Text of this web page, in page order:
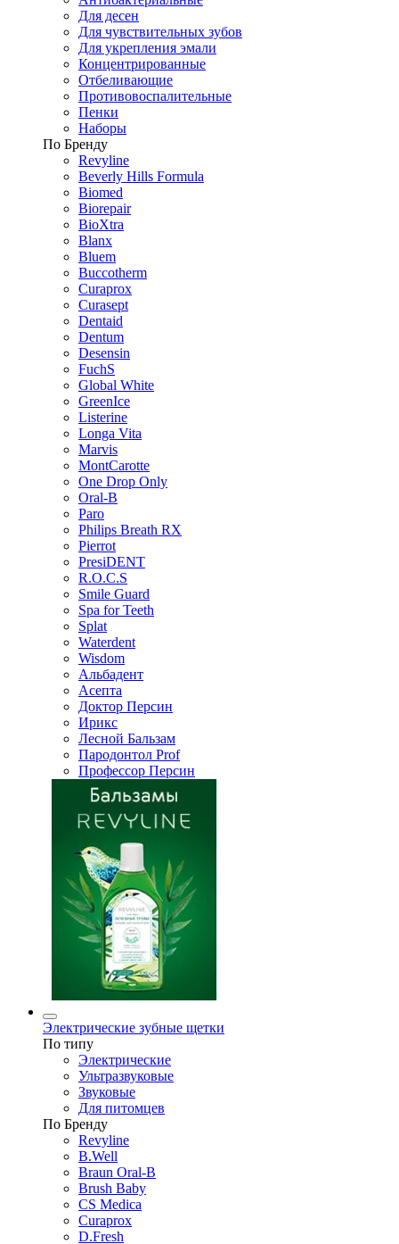
Для десен
Для чувствительных зубов
Для укрепления эмали
Концентрированные
Отбеливающие
Противовоспалительные
Пенки
Наборы
По Бренду
Revyline
Beverly Hills Formula
Biomed
Biorepair
BioXtra
Blanx
Bluem
Buccotherm
Curaprox
Curasept
Dentaid
Dentum
Desensin
FuchS
Global White
GreenIce
Listerine
Longa Vita
Marvis
MontCarotte
One Drop Only
Oral-B
Paro
Philips Breath RX
Pierrot
PresiDENT
R.O.C.S
Smile Guard
Spa for Teeth
Splat
Waterdent
Wisdom
Альбадент
Асепта
Доктор Персин
Ирикс
Лесной Бальзам
Пародонтол Prof
Профессор Персин
Электрические зубные щетки
По типу
Электрические
Ультразвуковые
Звуковые
Для питомцев
По Бренду
Revyline
B.Well
Braun Oral-B
Brush Baby
CS Medica
Curaprox
D.Fresh